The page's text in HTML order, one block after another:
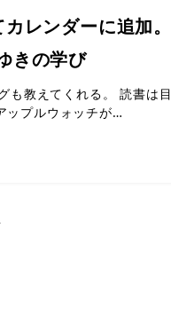
レンダーに追加。
きの学び
教えてくれる。 読書は目
プルウォッチが…